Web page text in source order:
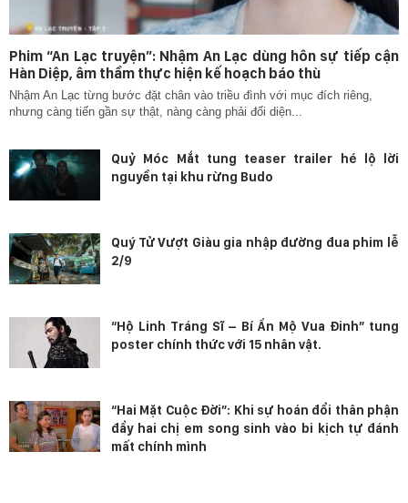
Phim “An Lạc truyện”: Nhậm An Lạc dùng hôn sự tiếp cận
Hàn Diệp, âm thầm thực hiện kế hoạch báo thù
Nhậm An Lạc từng bước đặt chân vào triều đình với mục đích riêng,
nhưng càng tiến gần sự thật, nàng càng phải đối diện...
Quỷ Móc Mắt tung teaser trailer hé lộ lời
nguyền tại khu rừng Budo
Quý Tử Vượt Giàu gia nhập đường đua phim lễ
2/9
“Hộ Linh Tráng Sĩ – Bí Ẩn Mộ Vua Đinh” tung
poster chính thức với 15 nhân vật.
“Hai Mặt Cuộc Đời”: Khi sự hoán đổi thân phận
đẩy hai chị em song sinh vào bi kịch tự đánh
mất chính mình